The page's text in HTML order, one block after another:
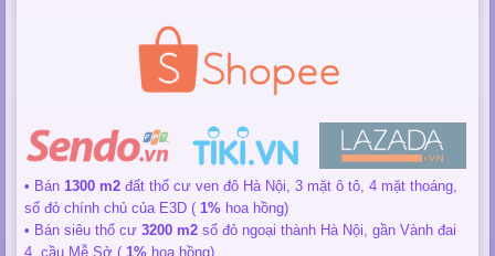
• Bán 1300 m2 đất thổ cư ven đô Hà Nội, 3 mặt ô tô, 4 mặt thoáng,
sổ đỏ chính chủ của E3D ( 1% hoa hồng)
• Bán siêu thổ cư 3200 m2 sổ đỏ ngoại thành Hà Nội, gần Vành đai
4, cầu Mễ Sở ( 1% hoa hồng)